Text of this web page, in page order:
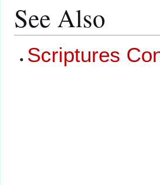
See Also
Scriptures